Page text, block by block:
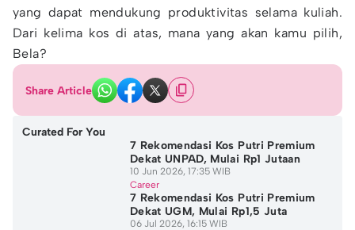
yang dapat mendukung produktivitas selama kuliah.
Dari kelima kos di atas, mana yang akan kamu pilih,
Bela?
Share Article
Curated For You
7 Rekomendasi Kos Putri Premium
Dekat UNPAD, Mulai Rp1 Jutaan
10 Jun 2026, 17:35 WIB
Career
7 Rekomendasi Kos Putri Premium
Dekat UGM, Mulai Rp1,5 Juta
06 Jul 2026, 16:15 WIB